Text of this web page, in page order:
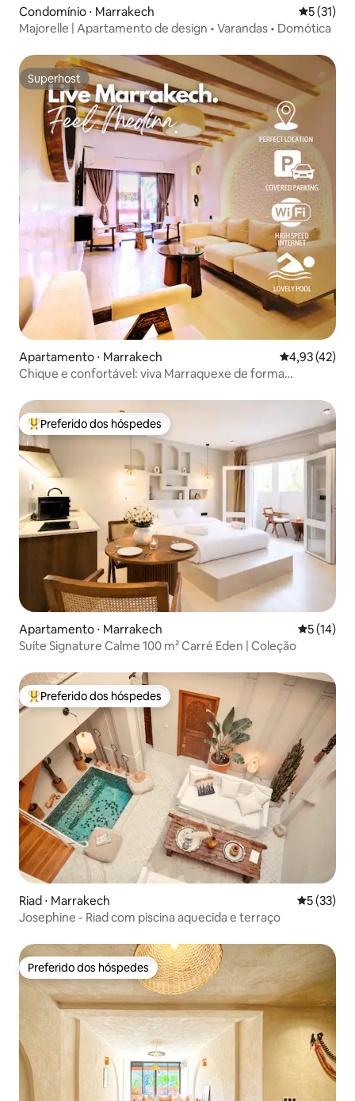
Condomínio ⋅ Marrakech 5 de uma
5 (31)
Majorelle | Apartamento de design • Varandas • Domótica
Superhost
Superhost
Apartamento ⋅ Marrakech 4,93 de uma
4,93 (42)
Chique e confortável: viva Marraquexe de forma
Entre os melhores preferidos dos hóspedes
Preferido dos hóspedes
Apartamento ⋅ Marrakech 5 de uma
5 (14)
Suíte Signature Calme 100 m² Carré Eden | Coleção
Entre os melhores preferidos dos hóspedes
Preferido dos hóspedes
Riad ⋅ Marrakech 5 de uma
5 (33)
Josephine - Riad com piscina aquecida e terraço
Preferido dos hóspedes
Preferido dos hóspedes